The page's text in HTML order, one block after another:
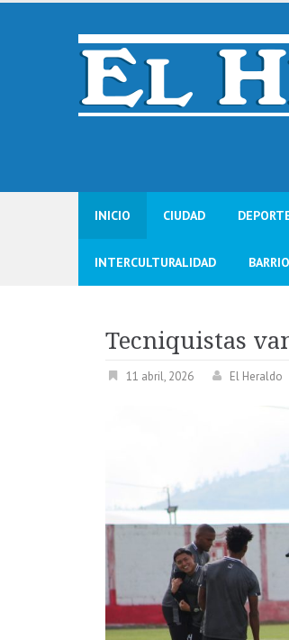
Skip
INICIO CIUDAD
INTERCULTURALIDAD
Tecniquistas
11 abril, 2026 El Heraldo